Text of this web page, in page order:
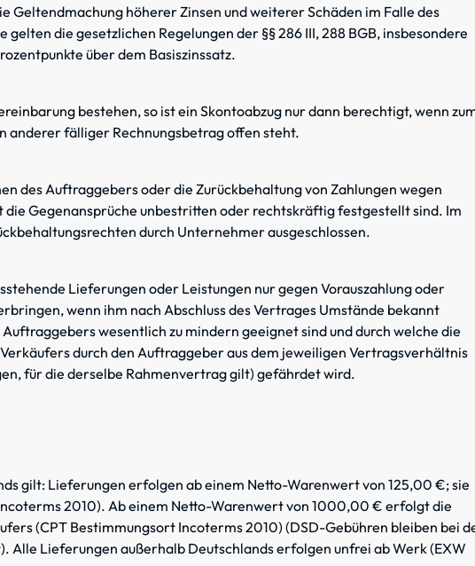
Geltendmachung höherer Zinsen und weiterer Schäden im Falle des
die gesetzlichen Regelungen der §§ 286 III, 288 BGB, insbesondere
über dem Basiszinssatz.
bestehen, so ist ein Skontoabzug nur dann berechtigt, wenn
anderer fälliger Rechnungsbetrag offen steht.
des Auftraggebers oder die Zurückbehaltung von Zahlungen wegen
die Gegenansprüche unbestritten oder rechtskräftig festgestellt sind. Im
durch Unternehmer ausgeschlossen.
Lieferungen oder Leistungen nur gegen Vorauszahlung oder
wenn ihm nach Abschluss des Vertrages Umstände bekannt
wesentlich zu mindern geeignet sind und durch welche die
durch den Auftraggeber aus dem jeweiligen Vertragsverhältnis
für die derselbe Rahmenvertrag gilt) gefährdet wird.
gilt: Lieferungen erfolgen ab einem Netto-Warenwert von 125,00 €; sie
2010). Ab einem Netto-Warenwert von 1000,00 € erfolgt die
(CPT Bestimmungsort Incoterms 2010) (DSD-Gebühren bleiben bei
Alle Lieferungen außerhalb Deutschlands erfolgen unfrei ab Werk (EXW